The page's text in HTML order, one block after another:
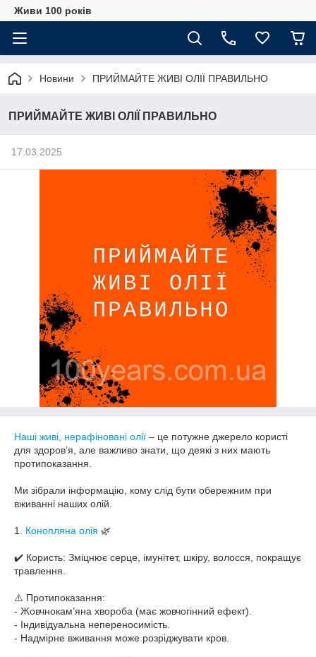
Живи 100 років
Новини ПРИЙМАЙТЕ ЖИВІ ОЛІЇ ПРАВИЛЬНО
ПРИЙМАЙТЕ ЖИВІ ОЛІЇ ПРАВИЛЬНО
17.03.2025
Наші живі, нерафіновані олії – це потужне джерело користі
для здоров’я, але важливо знати, що деякі з них мають
протипоказання.
Ми зібрали інформацію, кому слід бути обережним при
вживанні наших олій.
1. Конопляна олія 🌿
✔️ Користь: Зміцнює серце, імунітет, шкіру, волосся, покращує
травлення.
⚠️ Протипоказання:
- Жовчнокам’яна хвороба (має жовчогінний ефект).
- Індивідуальна непереносимість.
- Надмірне вживання може розріджувати кров.